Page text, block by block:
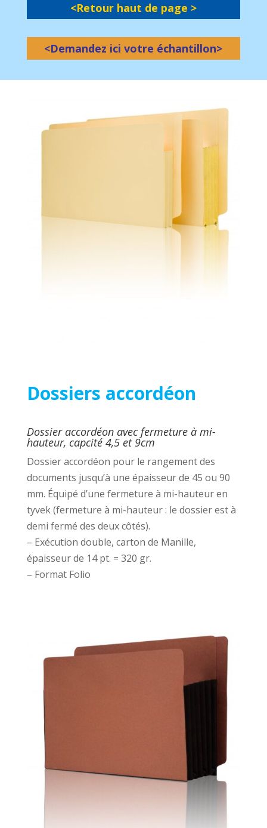
<Retour haut de page >
<Demandez ici votre échantillon>
Dossiers accordéon
Dossier accordéon avec fermeture à mi-
hauteur, capcité 4,5 et 9cm
Dossier accordéon pour le rangement des
documents jusqu’à une épaisseur de 45 ou 90
mm. Équipé d’une fermeture à mi-hauteur en
tyvek (fermeture à mi-hauteur : le dossier est à
demi fermé des deux côtés).
– Exécution double, carton de Manille,
épaisseur de 14 pt. = 320 gr.
– Format Folio